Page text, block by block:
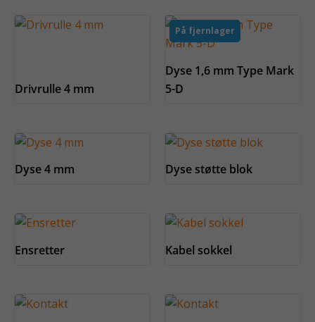
Drivrulle 4 mm
På fjernlager
Dyse 1,6 mm Type Mark
5-D
Dyse 4 mm Dyse støtte blok
Ensretter Kabel sokkel